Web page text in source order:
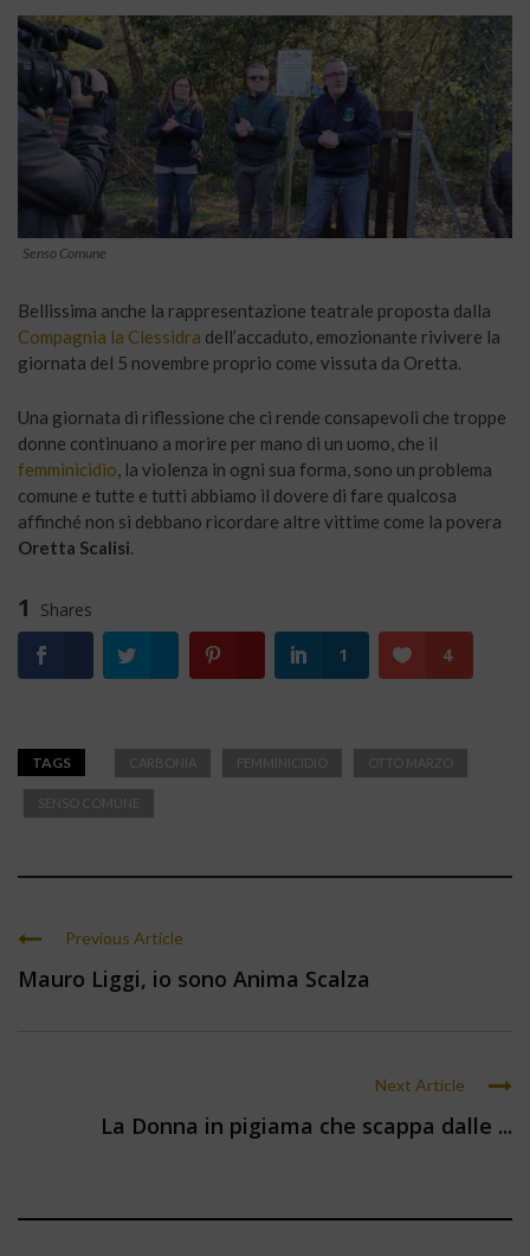
Senso Comune
Bellissima anche la rappresentazione teatrale proposta dalla
Compagnia la Clessidra dell’accaduto, emozionante rivivere la
giornata del 5 novembre proprio come vissuta da Oretta.
Una giornata di riflessione che ci rende consapevoli che troppe
donne continuano a morire per mano di un uomo, che il
femminicidio, la violenza in ogni sua forma, sono un problema
comune e tutte e tutti abbiamo il dovere di fare qualcosa
affinché non si debbano ricordare altre vittime come la povera
Oretta Scalisi.
1
Shares
1
4
TAGS CARBONIA FEMMINICIDIO OTTO MARZO
SENSO COMUNE
Previous Article
Mauro Liggi, io sono Anima Scalza
Next Article
La Donna in pigiama che scappa dalle ...